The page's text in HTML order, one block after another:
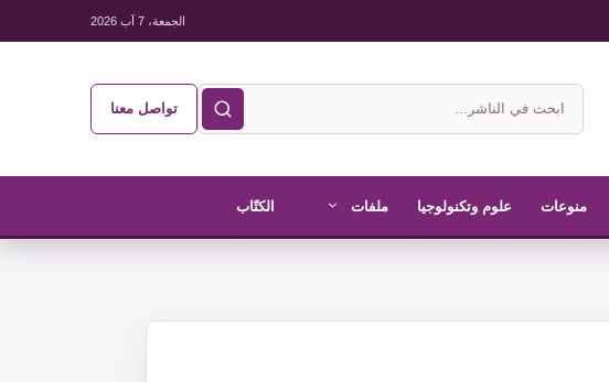
الجمعة، 7 آب 2026
ابحث
في
الناشر
تواصل معنا
منوعات علوم وتكنولوجيا ملفات الكتّاب